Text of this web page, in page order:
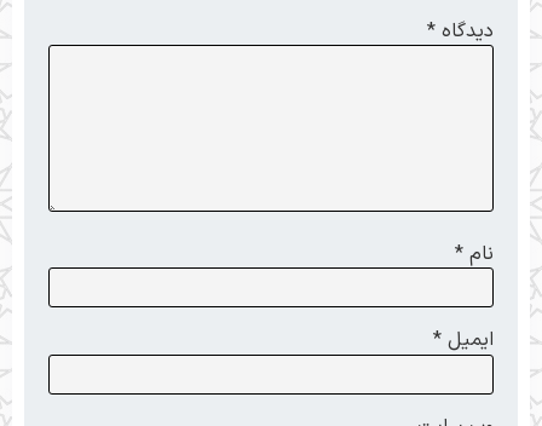
دیدگاه *
نام *
ایمیل *